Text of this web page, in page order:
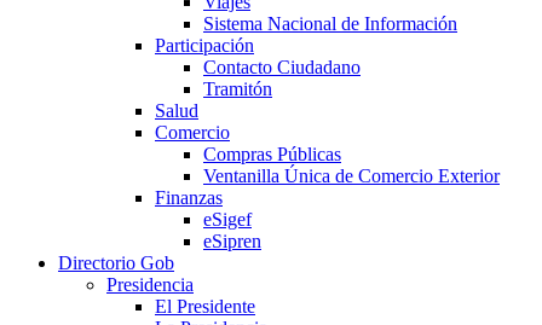
Sistema Nacional de Información
Participación
Contacto Ciudadano
Tramitón
Salud
Comercio
Compras Públicas
Ventanilla Única de Comercio Exterior
Finanzas
eSigef
eSipren
Directorio Gob
Presidencia
El Presidente